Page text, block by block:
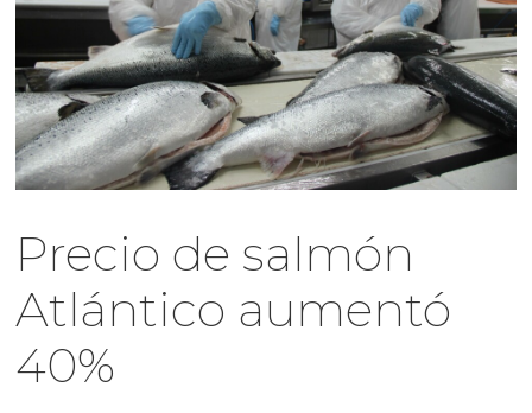
Precio de salmón
Atlántico aumentó
40%